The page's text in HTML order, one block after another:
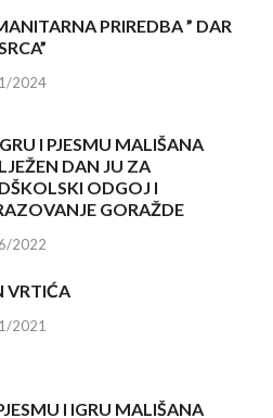
PRIREDBA ” DAR
2024
I PJESMU MALIŠANA
DAN JU ZA
ODGOJ I
GORAŽDE
2022
VRTIĆA
2021
I IGRU MALIŠANA